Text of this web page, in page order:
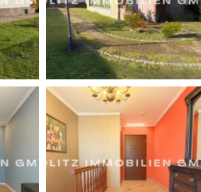
ein weiteres Zimmer. Von dort
Durchgangszimmer mit
Highlight der Immobilie: dem
mit Innenpool, Sauna und
zudem mit ca. 2,70 m
Fußbodenheizung, elektrischen
Innenisolierung,